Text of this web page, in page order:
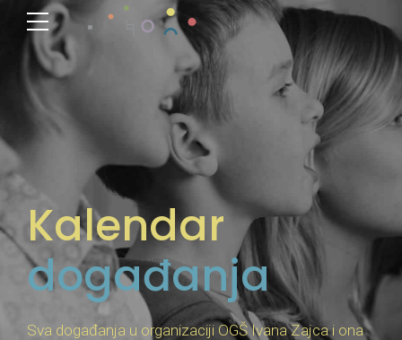
Kalendar
događanja
Sva događanja u organizaciji OGŠ Ivana Zajca i ona